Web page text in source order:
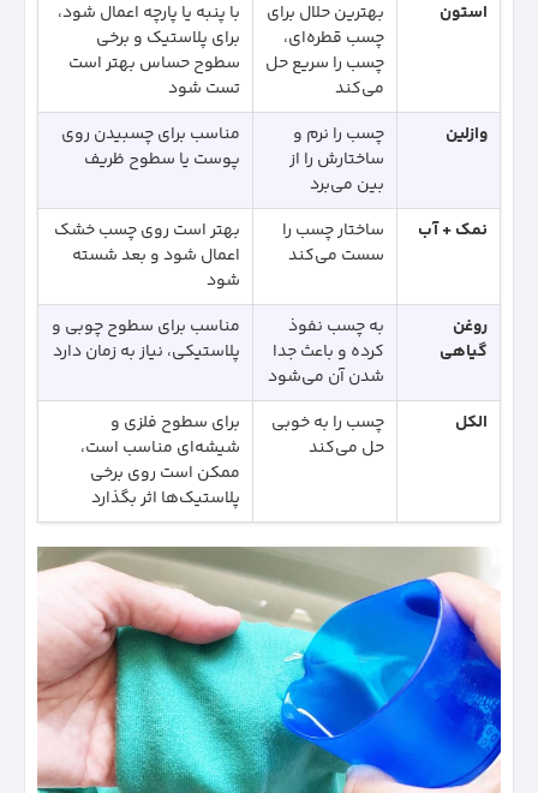
استون
بهترین حلال برای
چسب قطره‌ای،
چسب را سریع حل
می‌کند
با پنبه یا پارچه اعمال شود،
برای پلاستیک و برخی
سطوح حساس بهتر است
تست شود
وازلین
چسب را نرم و
ساختارش را از
بین می‌برد
مناسب برای چسبیدن روی
پوست یا سطوح ظریف
نمک + آب
ساختار چسب را
سست می‌کند
بهتر است روی چسب خشک
اعمال شود و بعد شسته
شود
روغن
گیاهی
به چسب نفوذ
کرده و باعث جدا
شدن آن می‌شود
مناسب برای سطوح چوبی و
پلاستیکی، نیاز به زمان دارد
الکل
چسب را به خوبی
حل می‌کند
برای سطوح فلزی و
شیشه‌ای مناسب است،
ممکن است روی برخی
پلاستیک‌ها اثر بگذارد